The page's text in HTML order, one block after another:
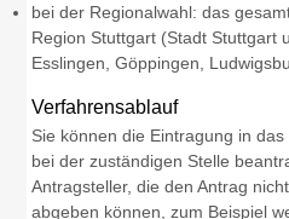
bei der Regionalwahl: das
Region Stuttgart (Stadt Stuttgart
Esslingen, Göppingen,
Verfahrensablauf
Sie können die Eintragung in
bei der zuständigen Stelle
Antragsteller, die den Antrag
abgeben können, zum Beispiel